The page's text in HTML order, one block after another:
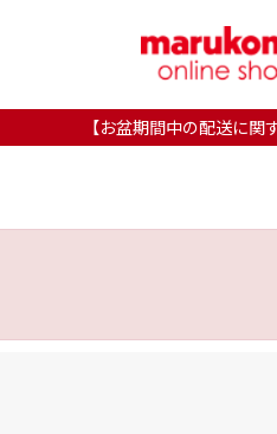
【お盆期間中の配送に関